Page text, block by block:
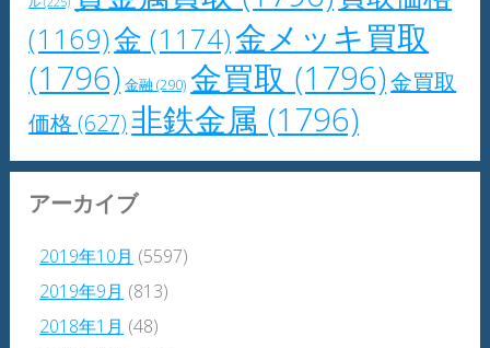
(1169)金 (1174)金メッキ買取
(1796) 金融(290) 金買取 (1796)金買取
価格 (627)非鉄金属 (1796)
アーカイブ
2019年10月 (5597)
2019年9月 (813)
2018年1月 (48)